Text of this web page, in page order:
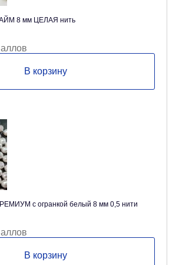
8 мм ЦЕЛАЯ нить
В корзину
с огранкой белый 8 мм 0,5 нити
В корзину